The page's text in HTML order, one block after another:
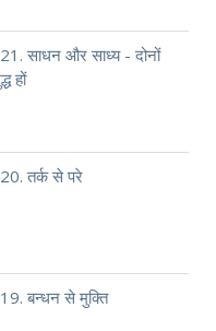
साधन और साध्य - दोनों
हों
तर्क से परे
बन्धन से मुक्ति